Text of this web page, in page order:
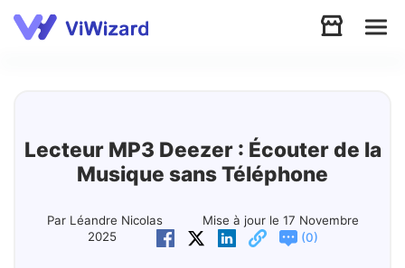
Télécharger
Lecteur MP3 Deezer : Écouter de la
Musique sans Téléphone
Par Léandre Nicolas
Mise à jour le 17 Novembre
2025
(0)